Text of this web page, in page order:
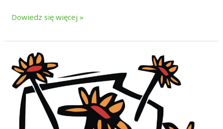
Dowiedz się więcej »
„Tajemnice
Bukowej
Góry”
Gminne
Centrum
Kultury